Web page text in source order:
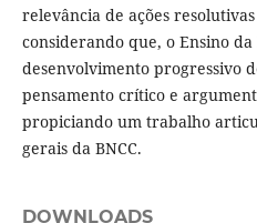
relevância de ações
considerando que, o Ensino
desenvolvimento progressivo
pensamento crítico e
propiciando um trabalho
gerais da BNCC.
DOWNLOADS